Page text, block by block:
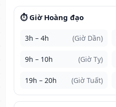
⏱️ Giờ Hoàng đạo
3h – 4h (Giờ Dần)
9h – 10h (Giờ Tỵ)
19h – 20h (Giờ Tuất)